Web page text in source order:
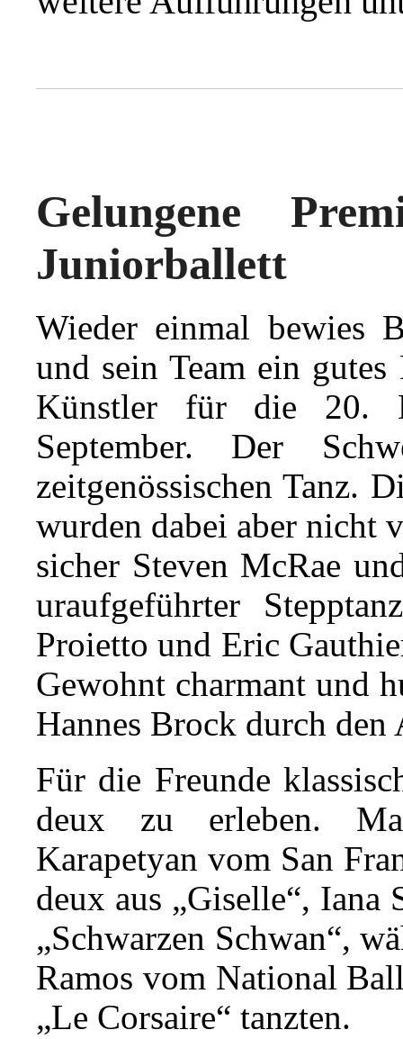
Gelungene
Juniorballett
Wieder einmal bewies
und sein Team ein
Künstler für die 20.
September. Der
zeitgenössischen Tanz.
wurden dabei aber nicht
sicher Steven McRae
uraufgeführter
Proietto und Eric
Gewohnt charmant und
Hannes Brock durch den
Für die Freunde
deux zu erleben.
Karapetyan vom San
deux aus „Giselle“, Iana
„Schwarzen Schwan“,
Ramos vom National
„Le Corsaire“ tanzten.